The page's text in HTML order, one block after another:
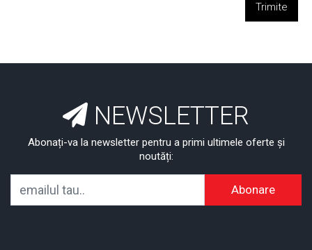
Trimite
NEWSLETTER
Abonați-va la newsletter pentru a primi ultimele oferte și
noutăți:
Abonare